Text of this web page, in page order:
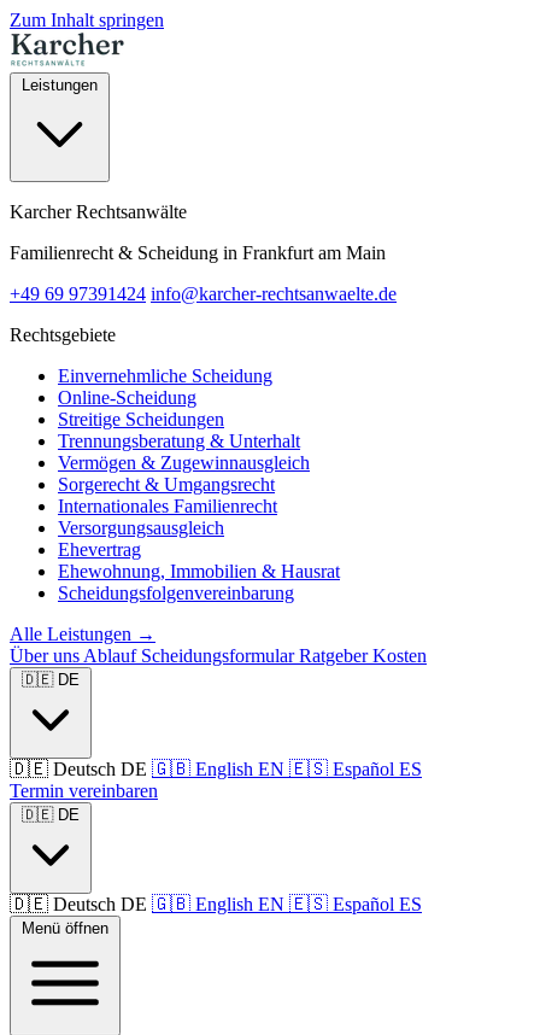
Zum Inhalt springen
Leistungen
Karcher Rechtsanwälte
Familienrecht & Scheidung in Frankfurt am Main
+49 69 97391424 info@karcher-rechtsanwaelte.de
Rechtsgebiete
Einvernehmliche Scheidung
Online-Scheidung
Streitige Scheidungen
Trennungsberatung & Unterhalt
Vermögen & Zugewinnausgleich
Sorgerecht & Umgangsrecht
Internationales Familienrecht
Versorgungsausgleich
Ehevertrag
Ehewohnung, Immobilien & Hausrat
Scheidungsfolgenvereinbarung
Alle Leistungen →
Über uns Ablauf ScheidungsformularRatgeberKosten
🇩🇪 DE
🇩🇪 Deutsch DE 🇬🇧 English EN 🇪🇸 Español ES
Termin vereinbaren
🇩🇪 DE
🇩🇪 Deutsch DE 🇬🇧 English EN 🇪🇸 Español ES
Menü öffnen